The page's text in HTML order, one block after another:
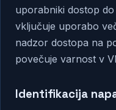
uporabniki dostop
vključuje uporabo
nadzor dostopa na
povečuje varnost v
Identifikacija